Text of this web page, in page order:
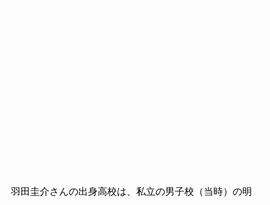
羽田圭介さんの出身高校は、私立の男子校（当時）の明